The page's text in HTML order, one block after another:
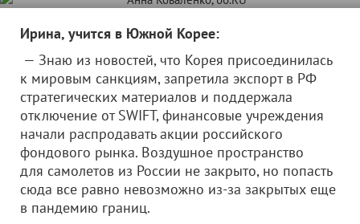
Ирина, учится в Южной Корее:
— Знаю из новостей, что Корея присоединилась
к мировым санкциям, запретила экспорт в РФ
стратегических материалов и поддержала
отключение от SWIFT, финансовые учреждения
начали распродавать акции российского
фондового рынка. Воздушное пространство
для самолетов из России не закрыто, но попасть
сюда все равно невозможно из-за закрытых еще
в пандемию границ.